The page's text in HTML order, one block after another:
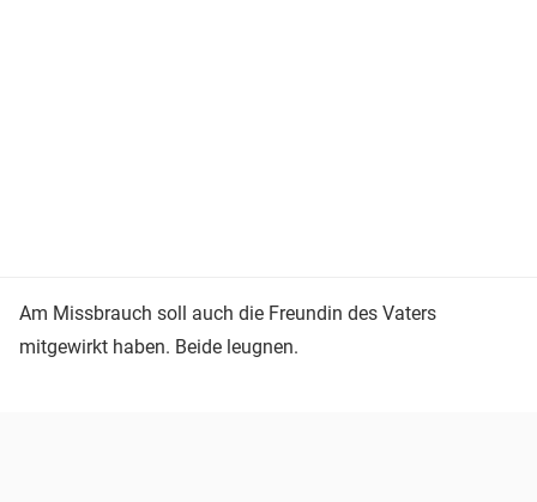
Am Missbrauch soll auch die Freundin des Vaters
mitgewirkt haben. Beide leugnen.